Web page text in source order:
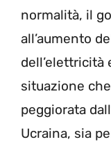
normalità, il
all’aumento
dell’elettricità
situazione
peggiorata
Ucraina, sia